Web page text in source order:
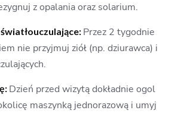
z opalania oraz solarium.
Przez 2 tygodnie
nie przyjmuj ziół (np. dziurawca) i
Dzień przed wizytą dokładnie ogol
maszynką jednorazową i umyj